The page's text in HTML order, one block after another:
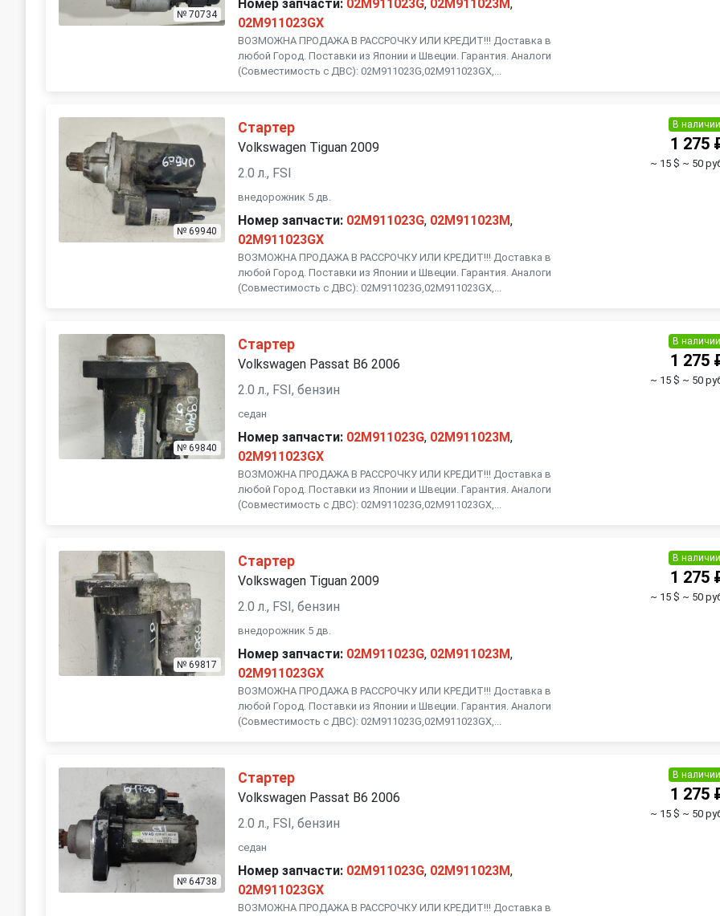
№ 70734
Номер запчасти: 02M911023G, 02M911023M,
02M911023GX
ВОЗМОЖНА ПРОДАЖА В РАССРОЧКУ ИЛИ КРЕДИТ!!! Доставка в
любой Город. Поставки из Японии и Швеции. Гарантия. Аналоги
(Совместимость с ДВС): 02M911023G,02M911023GX,...
№ 69940
Стартер
Volkswagen Tiguan 2009
2.0 л., FSI
внедорожник 5 дв.
Номер запчасти: 02M911023G, 02M911023M,
02M911023GX
ВОЗМОЖНА ПРОДАЖА В РАССРОЧКУ ИЛИ КРЕДИТ!!! Доставка в
любой Город. Поставки из Японии и Швеции. Гарантия. Аналоги
(Совместимость с ДВС): 02M911023G,02M911023GX,...
В наличии
1 275
~ 15 $ ~ 50
№ 69840
Стартер
Volkswagen Passat B6 2006
2.0 л., FSI, бензин
седан
Номер запчасти: 02M911023G, 02M911023M,
02M911023GX
ВОЗМОЖНА ПРОДАЖА В РАССРОЧКУ ИЛИ КРЕДИТ!!! Доставка в
любой Город. Поставки из Японии и Швеции. Гарантия. Аналоги
(Совместимость с ДВС): 02M911023G,02M911023GX,...
В наличии
1 275
~ 15 $ ~ 50
№ 69817
Стартер
Volkswagen Tiguan 2009
2.0 л., FSI, бензин
внедорожник 5 дв.
Номер запчасти: 02M911023G, 02M911023M,
02M911023GX
ВОЗМОЖНА ПРОДАЖА В РАССРОЧКУ ИЛИ КРЕДИТ!!! Доставка в
любой Город. Поставки из Японии и Швеции. Гарантия. Аналоги
(Совместимость с ДВС): 02M911023G,02M911023GX,...
В наличии
1 275
~ 15 $ ~ 50
№ 64738
Стартер
Volkswagen Passat B6 2006
2.0 л., FSI, бензин
седан
Номер запчасти: 02M911023G, 02M911023M,
02M911023GX
ВОЗМОЖНА ПРОДАЖА В РАССРОЧКУ ИЛИ КРЕДИТ!!! Доставка в
В наличии
1 275
~ 15 $ ~ 50